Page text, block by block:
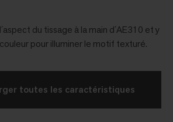
du tissage à la main d´AE310 et y
pour illuminer le motif texturé.
toutes les caractéristiques